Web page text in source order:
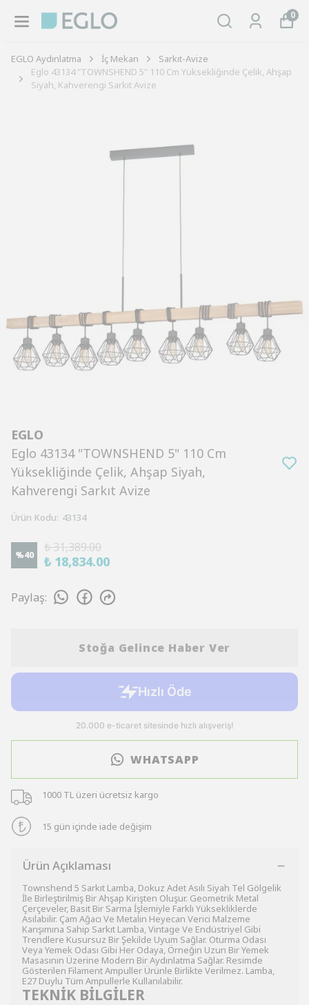
0
EGLO Aydınlatma İç Mekan
Sarkıt-Avize
Eglo 43134 "TOWNSHEND 5" 110 Cm Yüksekliğinde Çelik, Ahşap
Siyah, Kahverengi Sarkıt Avize
EGLO
Eglo 43134 "TOWNSHEND 5" 110 Cm
Yüksekliğinde Çelik, Ahşap Siyah,
Kahverengi Sarkıt Avize
Ürün Kodu: 43134
%40
₺ 31,389.00
₺ 18,834.00
Paylaş:
Stoğa Gelince Haber Ver
WHATSAPP
1000 TL üzeri ücretsiz kargo
15 gün içinde iade değişim
Ürün Açıklaması
Townshend 5 Sarkıt Lamba, Dokuz Adet Asılı Siyah Tel Gölgelik
İle Birleştirilmiş Bir Ahşap Kirişten Oluşur. Geometrik Metal
Çerçeveler, Basit Bir Sarma İşlemiyle Farklı Yüksekliklerde
Asılabilir. Çam Ağacı Ve Metalin Heyecan Verici Malzeme
Karışımına Sahip Sarkıt Lamba, Vintage Ve Endüstriyel Gibi
Trendlere Kusursuz Bir Şekilde Uyum Sağlar. Oturma Odası
Veya Yemek Odası Gibi Her Odaya, Örneğin Uzun Bir Yemek
Masasının Üzerine Modern Bir Aydınlatma Sağlar. Resimde
Gösterilen Filament Ampuller Ürünle Birlikte Verilmez. Lamba,
E27 Duylu Tüm Ampullerle Kullanılabilir.
TEKNİK BİLGİLER